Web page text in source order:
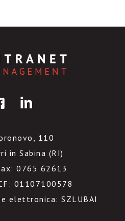
110
in Sabina (RI)
0765 62613
01107100578
elettronica: SZLUBAI